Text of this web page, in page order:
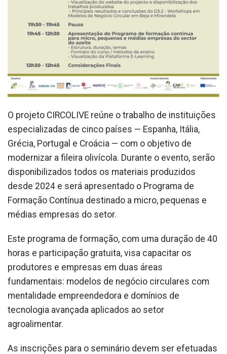
O projeto CIRCOLIVE reúne o trabalho de instituições
especializadas de cinco países — Espanha, Itália,
Grécia, Portugal e Croácia — com o objetivo de
modernizar a fileira olivícola. Durante o evento, serão
disponibilizados todos os materiais produzidos
desde 2024 e será apresentado o Programa de
Formação Contínua destinado a micro, pequenas e
médias empresas do setor.
Este programa de formação, com uma duração de 40
horas e participação gratuita, visa capacitar os
produtores e empresas em duas áreas
fundamentais: modelos de negócio circulares com
mentalidade empreendedora e domínios de
tecnologia avançada aplicados ao setor
agroalimentar.
As inscrições para o seminário devem ser efetuadas